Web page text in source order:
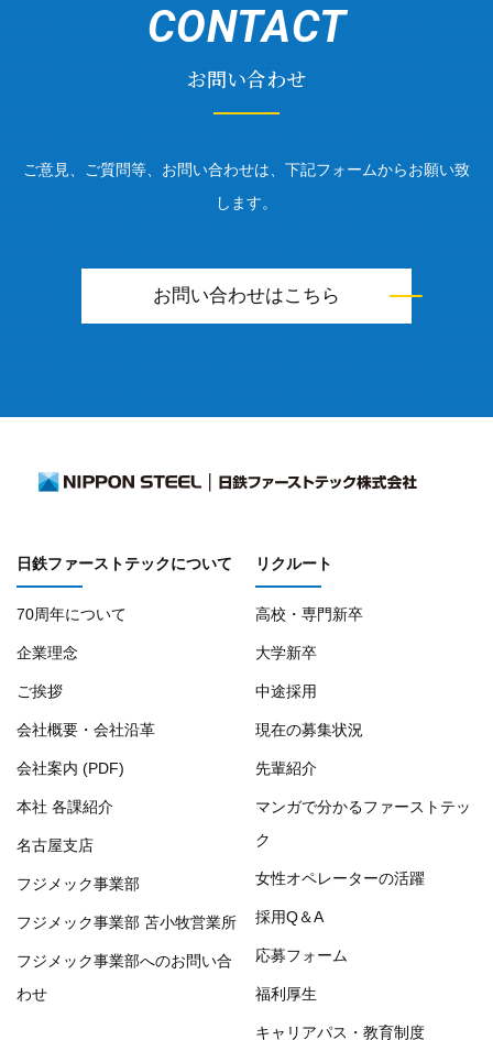
CONTACT
お問い合わせ
ご意見、ご質問等、お問い合わせは、下記フォームからお願い致
します。
お問い合わせはこちら
日鉄ファーストテックについて
70周年について
企業理念
ご挨拶
会社概要・会社沿革
会社案内 (PDF)
本社 各課紹介
名古屋支店
フジメック事業部
フジメック事業部 苫小牧営業所
フジメック事業部へのお問い合
わせ
リクルート
高校・専門新卒
大学新卒
中途採用
現在の募集状況
先輩紹介
マンガで分かるファーストテッ
ク
女性オペレーターの活躍
採用Q＆A
応募フォーム
福利厚生
キャリアパス・教育制度